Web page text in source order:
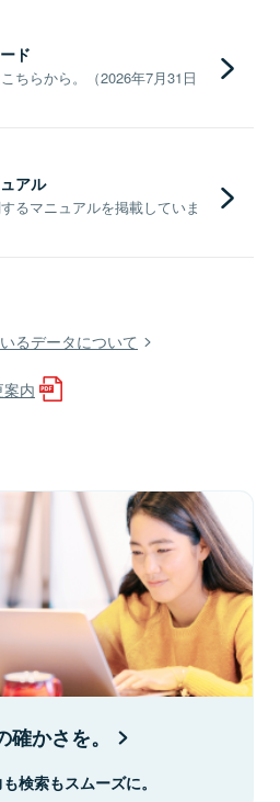
ド
ちらから。（2026年7月31日
アル
るマニュアルを掲載していま
るデータについて
内
かさを。
検索もスムーズに。